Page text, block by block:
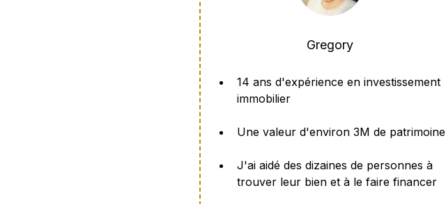
Gregory
14 ans d'expérience en investissement
immobilier
Une valeur d'environ 3M de patrimoine
J'ai aidé des dizaines de personnes à
trouver leur bien et à le faire financer